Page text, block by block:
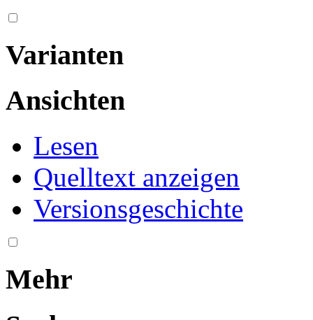
Varianten
Ansichten
Lesen
Quelltext anzeigen
Versionsgeschichte
Mehr